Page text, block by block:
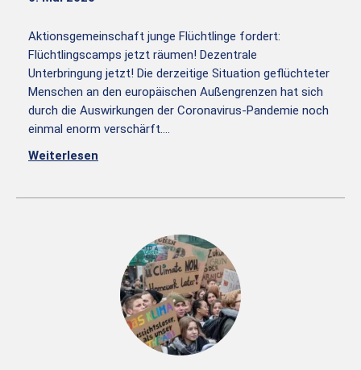
Aktionsgemeinschaft junge Flüchtlinge fordert:
Flüchtlingscamps jetzt räumen! Dezentrale
Unterbringung jetzt! Die derzeitige Situation geflüchteter
Menschen an den europäischen Außengrenzen hat sich
durch die Auswirkungen der Coronavirus-Pandemie noch
einmal enorm verschärft.…
Weiterlesen